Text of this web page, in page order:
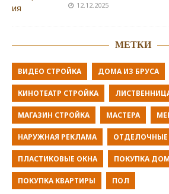
12.12.2025
МЕТКИ
ВИДЕО СТРОЙКА ДОМА ИЗ БРУСА
КИНОТЕАТР СТРОЙКА
МАГАЗИН СТРОЙКА МАСТЕРА
НАРУЖНАЯ РЕКЛАМА ОТДЕЛОЧНЫЕ
ПЛАСТИКОВЫЕ ОКНА ПОКУПКА
ПОКУПКА КВАРТИРЫ ПОЛ